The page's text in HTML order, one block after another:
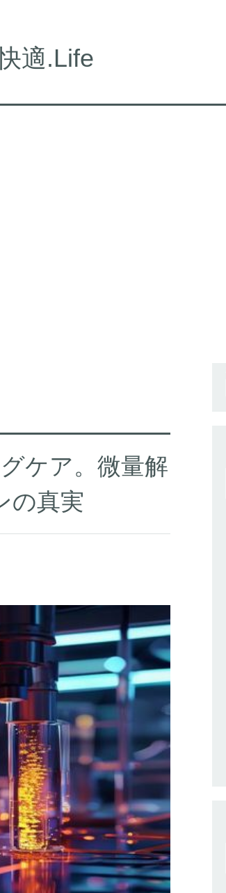
適.Life
ケア。微量解
の真実